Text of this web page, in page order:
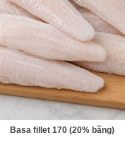
Basa fillet 170 (20% băng)